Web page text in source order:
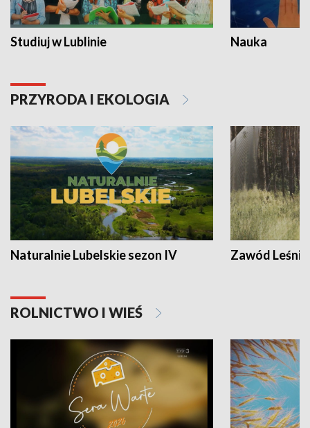
Studiuj w Lublinie Nauka
PRZYRODA I EKOLOGIA
Naturalnie Lubelskie sezon IV Zawód Leśnik
ROLNICTWO I WIEŚ